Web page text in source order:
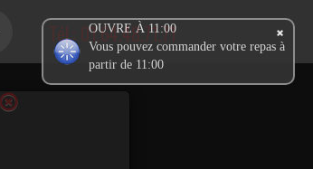
Tél.: 01.64.48.71.71
OUVRE À 11:00
Vous pouvez commander votre repas à
partir de 11:00